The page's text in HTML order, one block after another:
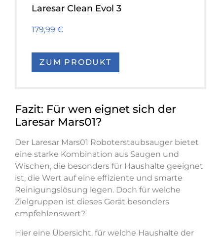
Laresar Clean Evol 3
179,99 €
ZUM PRODUKT
Fazit: Für wen eignet sich der
Laresar Mars01?
Der Laresar Mars01 Roboterstaubsauger bietet
eine starke Kombination aus Saugen und
Wischen, die besonders für Haushalte geeignet
ist, die Wert auf eine effiziente und smarte
Reinigungslösung legen. Doch für welche
Zielgruppen ist dieses Gerät besonders
empfehlenswert?
Hier eine Übersicht, für welche Haushalte der